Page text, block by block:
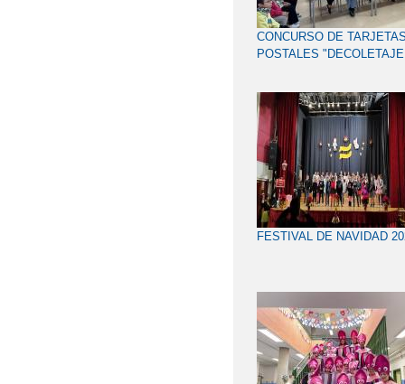
CONCURSO DE
POSTALES
FESTIVAL DE NAVIDAD